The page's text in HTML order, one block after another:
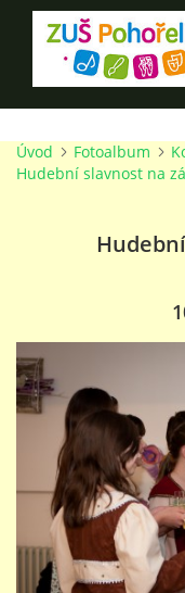
ÚVOD
PRO RODIČE
TALENTOVÉ
STUDIJNÍ OBORY
Úvod Fotoalbum
Hudební slavnost na